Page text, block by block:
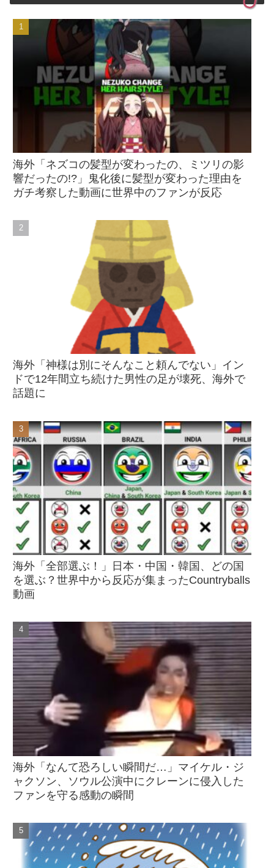
海外「ネズコの髪型が変わったの、ミツリの影
響だったの!?」鬼化後に髪型が変わった理由を
ガチ考察した動画に世界中のファンが反応
海外「神様は別にそんなこと頼んでない」イン
ドで12年間立ち続けた男性の足が壊死、海外で
話題に
海外「全部選ぶ！」日本・中国・韓国、どの国
を選ぶ？世界中から反応が集まったCountryballs
動画
海外「なんて恐ろしい瞬間だ…」マイケル・ジ
ャクソン、ソウル公演中にクレーンに侵入した
ファンを守る感動の瞬間